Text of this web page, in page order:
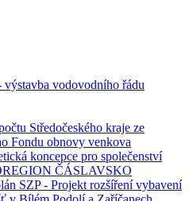
vodovodního řádu
Středočeského kraje ze
Fondu obnovy venkova
koncepce pro společenství
ČÁSLAVSKO
SZP - Projekt rozšíření vybavení